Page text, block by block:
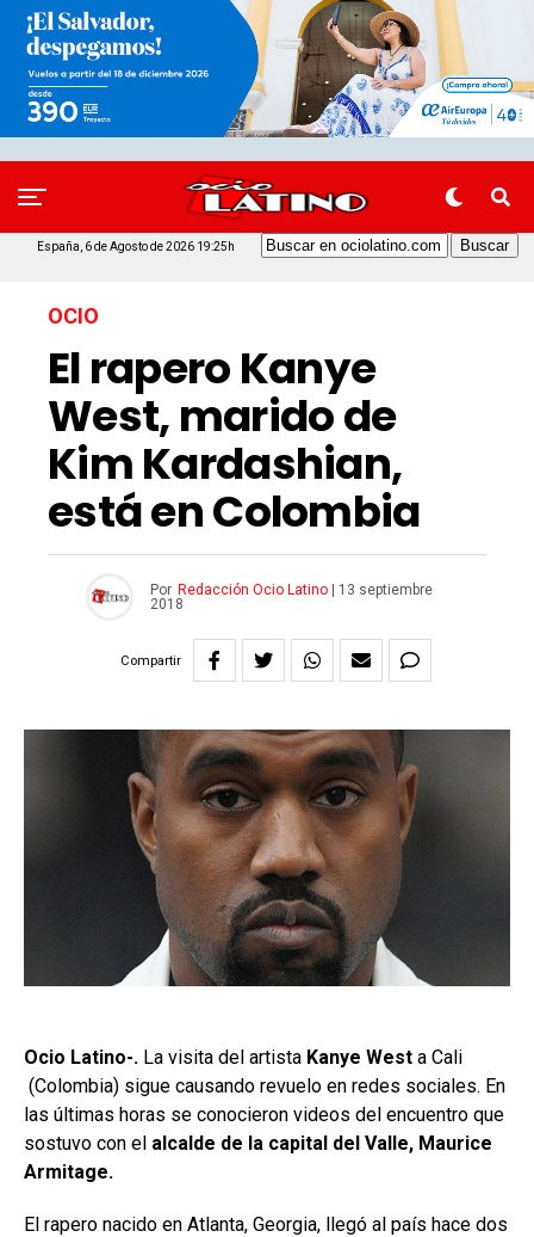
España, 6 de Agosto de 2026 19:25h
OCIO
El rapero Kanye
West, marido de
Kim Kardashian,
está en Colombia
Por Redacción Ocio Latino
13 septiembre
2018
Compartir
Ocio Latino-. La visita del artista Kanye West a Cali
(Colombia) sigue causando revuelo en redes sociales. En
las últimas horas se conocieron videos del encuentro que
sostuvo con el alcalde de la capital del Valle, Maurice
Armitage.
El rapero nacido en Atlanta, Georgia, llegó al país hace dos